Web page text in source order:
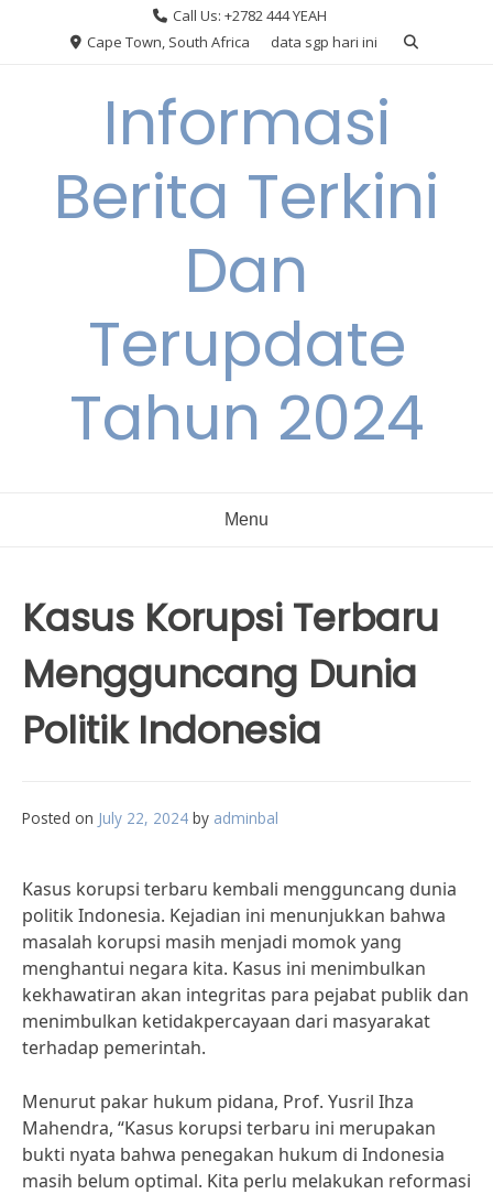
Call Us: +2782 444 YEAH
Cape Town, South Africa
data sgp hari ini
Informasi
Berita Terkini
Dan
Terupdate
Tahun 2024
Menu
Kasus Korupsi Terbaru
Mengguncang Dunia
Politik Indonesia
Posted on July 22, 2024 by adminbal
Kasus korupsi terbaru kembali mengguncang dunia
politik Indonesia. Kejadian ini menunjukkan bahwa
masalah korupsi masih menjadi momok yang
menghantui negara kita. Kasus ini menimbulkan
kekhawatiran akan integritas para pejabat publik dan
menimbulkan ketidakpercayaan dari masyarakat
terhadap pemerintah.
Menurut pakar hukum pidana, Prof. Yusril Ihza
Mahendra, “Kasus korupsi terbaru ini merupakan
bukti nyata bahwa penegakan hukum di Indonesia
masih belum optimal. Kita perlu melakukan reformasi